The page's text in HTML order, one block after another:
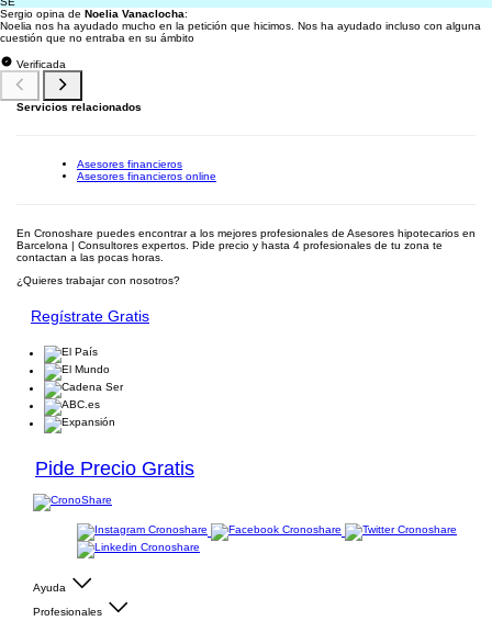
Sergio opina de Noelia Vanaclocha:
Noelia nos ha ayudado mucho en la petición que hicimos. Nos ha ayudado incluso con alguna
cuestión que no entraba en su ámbito
Verificada
Servicios relacionados
Asesores financieros
Asesores financieros online
En Cronoshare puedes encontrar a los mejores profesionales de Asesores hipotecarios en
Barcelona | Consultores expertos. Pide precio y hasta 4 profesionales de tu zona te
contactan a las pocas horas.
¿Quieres trabajar con nosotros?
Regístrate Gratis
Pide Precio Gratis
Ayuda
Profesionales